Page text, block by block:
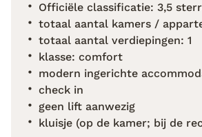
en 3-kamerappartementen. Elk
een rustieke, traditionele
geïntegreerd modern comfort.
om te onthaasten: in de
fruitbomen, bij het knusse
hangmat onder de moerbeibomen.
wachten stille stranden en lokale
bezienswaardigheden, zoals het
Officiële classificatie: 3,5
totaal aantal kamers /
totaal aantal verdiepingen: 1
klasse: comfort
modern ingerichte
check in
geen lift aanwezig
kluisje (op de kamer; bij de